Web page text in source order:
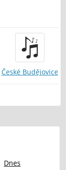
České Budějovice
Dnes